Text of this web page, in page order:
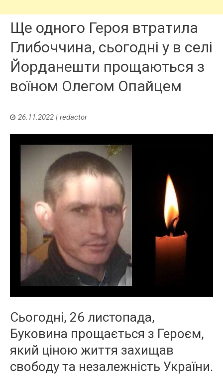
Ще одного Героя втратила
Глибоччина, сьогодні у в селі
Йорданешти прощаються з
воїном Олегом Опайцем
26.11.2022 | redactor
Сьогодні, 26 листопада,
Буковина прощається з Героєм,
який ціною життя захищав
свободу та незалежність України.